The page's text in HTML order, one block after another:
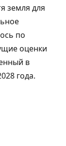
земля для
по
оценки
в
года.